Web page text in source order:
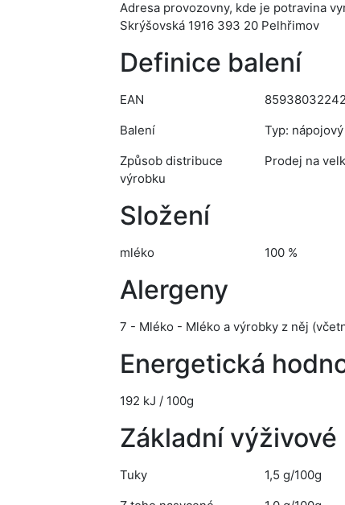
Adresa provozovny, kde je potravina
Skrýšovská 1916 393 20 Pelhřimov
Definice balení
EAN
Balení
Typ:
Způsob distribuce
výrobku
Prodej na
Složení
mléko 100 %
Alergeny
7 - Mléko - Mléko a výrobky z něj
Energetická
192 kJ / 100g
Základní
Tuky
1,5 g/100g